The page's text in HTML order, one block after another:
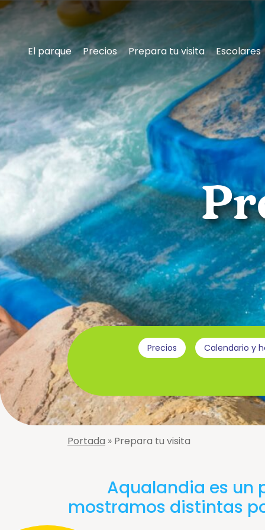
El parque Precios Prepara tu visita Escolares
Conoce
Aqualandia
Conoce
el
parque
Tour
Virtual
Conócenos
Atracciones
Adventureland
Bang
Black
Hole
Cyclón
Gran
Jacuzzi
Iguazu
de
Olas
Pistas
Blandas
Verti-
Go
Precios Calendario y
Portada » Prepara tu visita
Aqualandia es un
mostramos distintas